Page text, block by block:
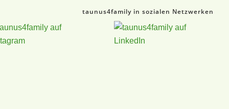
taunus4family in sozialen Netzwerken